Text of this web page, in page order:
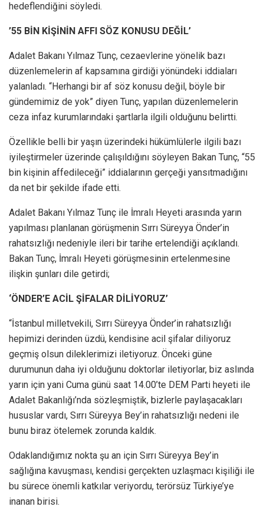
hedeflendiğini söyledi.
’55 BİN KİŞİNİN AFFI SÖZ KONUSU DEĞİL’
Adalet Bakanı Yılmaz Tunç, cezaevlerine yönelik bazı
düzenlemelerin af kapsamına girdiği yönündeki iddiaları
yalanladı. “Herhangi bir af söz konusu değil, böyle bir
gündemimiz de yok” diyen Tunç, yapılan düzenlemelerin
ceza infaz kurumlarındaki şartlarla ilgili olduğunu belirtti.
Özellikle belli bir yaşın üzerindeki hükümlülerle ilgili bazı
iyileştirmeler üzerinde çalışıldığını söyleyen Bakan Tunç, “55
bin kişinin affedileceği” iddialarının gerçeği yansıtmadığını
da net bir şekilde ifade etti.
Adalet Bakanı Yılmaz Tunç ile İmralı Heyeti arasında yarın
yapılması planlanan görüşmenin Sırrı Süreyya Önder’in
rahatsızlığı nedeniyle ileri bir tarihe ertelendiği açıklandı.
Bakan Tunç, İmralı Heyeti görüşmesinin ertelenmesine
ilişkin şunları dile getirdi;
‘ÖNDER’E ACİL ŞİFALAR DİLİYORUZ’
“İstanbul milletvekili, Sırrı Süreyya Önder’in rahatsızlığı
hepimizi derinden üzdü, kendisine acil şifalar diliyoruz
geçmiş olsun dileklerimizi iletiyoruz. Önceki güne
durumunun daha iyi olduğunu doktorlar iletiyorlar, biz aslında
yarın için yani Cuma günü saat 14.00’te DEM Parti heyeti ile
Adalet Bakanlığı’nda sözleşmiştik, bizlerle paylaşacakları
hususlar vardı, Sırrı Süreyya Bey’in rahatsızlığı nedeni ile
bunu biraz ötelemek zorunda kaldık.
Odaklandığımız nokta şu an için Sırrı Süreyya Bey’in
sağlığına kavuşması, kendisi gerçekten uzlaşmacı kişiliği ile
bu sürece önemli katkılar veriyordu, terörsüz Türkiye’ye
inanan birisi.